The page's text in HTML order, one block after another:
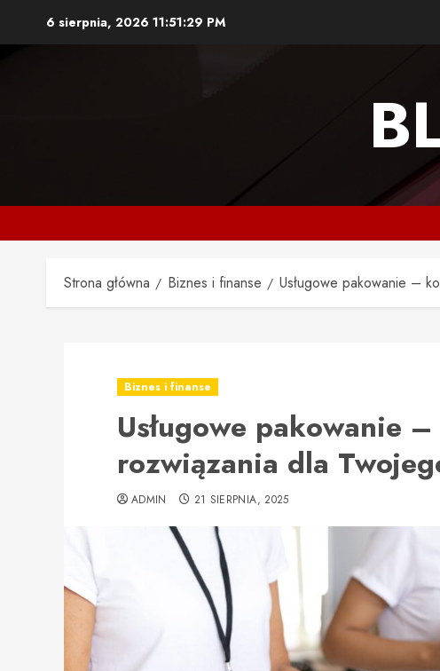
6 sierpnia, 2026 11:51:30 PM
Strona główna Biznes i finanse Usługowe pakowanie –
Biznes i finanse
Usługowe pakowanie
rozwiązania dla
ADMIN 21 SIERPNIA, 2025